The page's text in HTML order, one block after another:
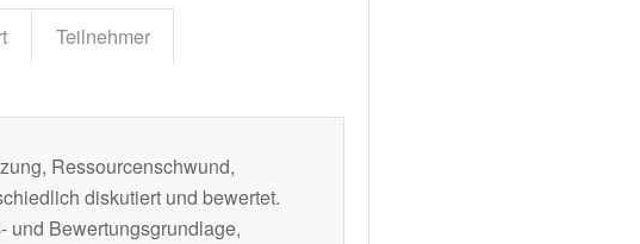
Teilnehmer
Ressourcenschwund,
diskutiert und bewertet.
und Bewertungsgrundlage,